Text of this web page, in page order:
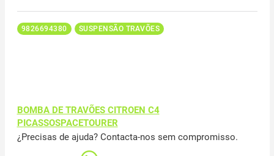
9826694380 SUSPENSÃO TRAVÕES
BOMBA DE TRAVÕES CITROEN C4
PICASSOSPACETOURER
¿Precisas de ajuda? Contacta-nos sem compromisso.